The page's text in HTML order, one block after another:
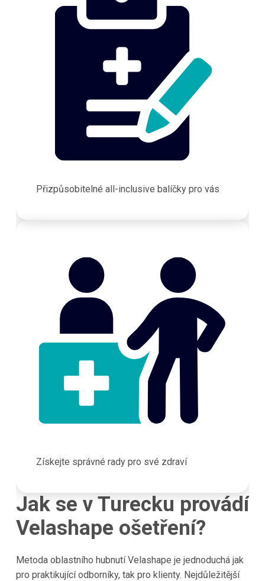
Přizpůsobitelné all-inclusive balíčky pro vás
Získejte správné rady pro své zdraví
Jak se v Turecku provádí
Velashape ošetření?
Metoda oblastního hubnutí Velashape je jednoduchá jak
pro praktikující odborníky, tak pro klienty. Nejdůležitější